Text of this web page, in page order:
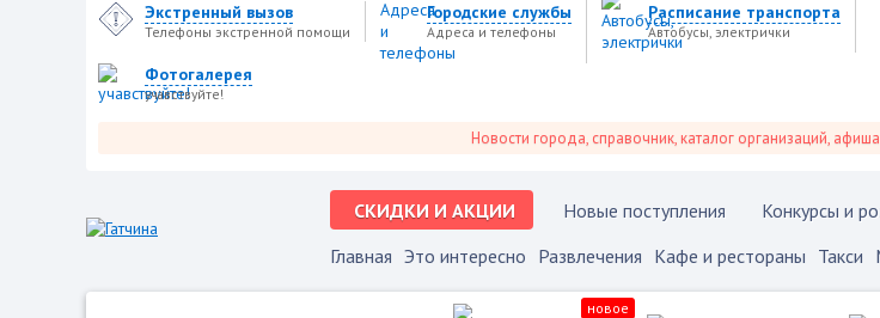
Экстренный вызов
Телефоны экстренной помощи
Городские службы
Адреса и телефоны
Расписание транспорта
Автобусы, электрички
Фотогалерея
учавствуйте!
Новости города, справочник, каталог организаций, афиша
СКИДКИ И АКЦИИ Новые поступления Конкурсы и
Главная Это интересно Развлечения Кафе и рестораны Такси
новое